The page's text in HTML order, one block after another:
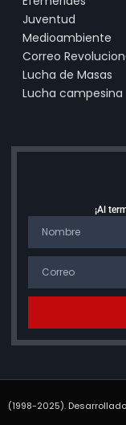
Juventud
Medioambiente
Correo
Lucha de Masas
Lucha campesina
¡Al
(1998-2025).